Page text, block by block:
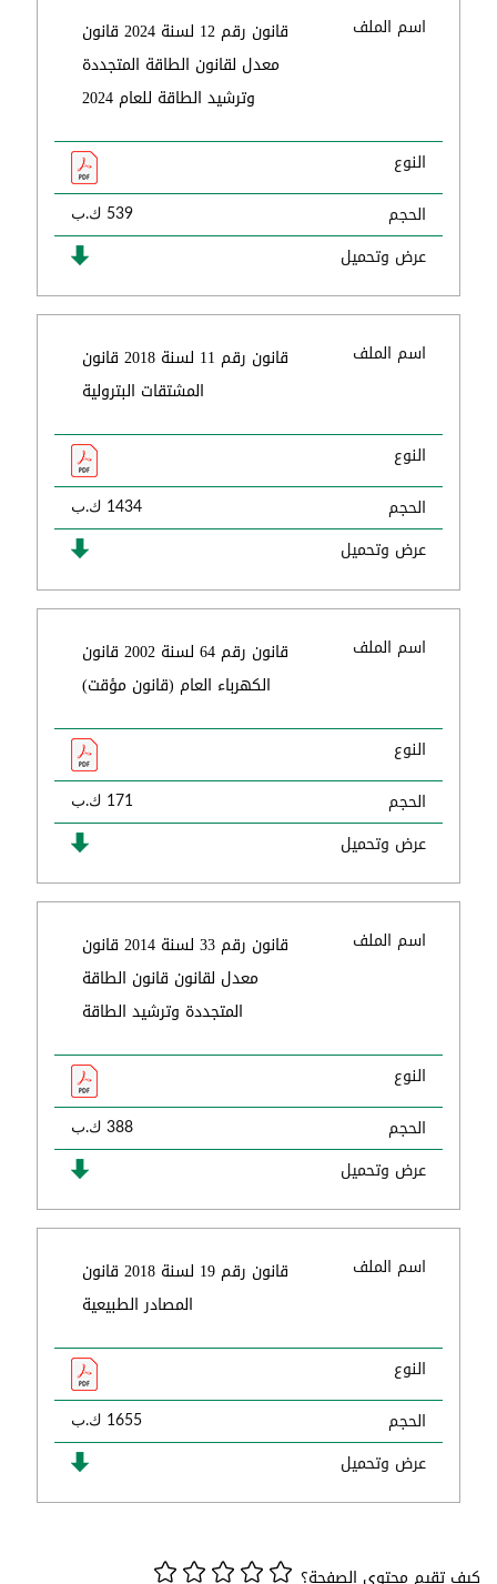
اسم الملف
قانون رقم 12 لسنة 2024 قانون
معدل لقانون الطاقة المتجددة
وترشيد الطاقة للعام 2024
النوع
الحجم
539 ك.ب
عرض وتحميل
اسم الملف
قانون رقم 11 لسنة 2018 قانون
المشتقات البترولية
النوع
الحجم
1434 ك.ب
عرض وتحميل
اسم الملف
قانون رقم 64 لسنة 2002 قانون
الكهرباء العام (قانون مؤقت)
النوع
الحجم
171 ك.ب
عرض وتحميل
اسم الملف
قانون رقم 33 لسنة 2014 قانون
معدل لقانون قانون الطاقة
المتجددة وترشيد الطاقة
النوع
الحجم
388 ك.ب
عرض وتحميل
اسم الملف
قانون رقم 19 لسنة 2018 قانون
المصادر الطبيعية
النوع
الحجم
1655 ك.ب
عرض وتحميل